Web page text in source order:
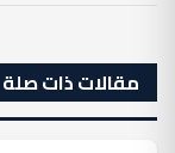
مقالات ذات صلة